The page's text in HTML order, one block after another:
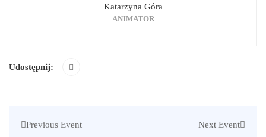
Katarzyna Góra
ANIMATOR
Udostępnij:
Previous Event Next Event